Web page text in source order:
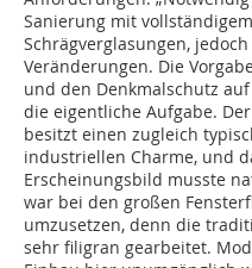
Sanierung mit
Schrägverglasungen,
Veränderungen. Die
und den Denkmalschutz
die eigentliche Aufgabe.
besitzt einen zugleich
industriellen Charme, und
Erscheinungsbild musste
war bei den großen
umzusetzen, denn die
sehr filigran gearbeitet.